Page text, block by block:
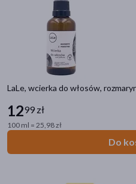
LaLe, wcierka do włosów,
1299 zł
100 ml = 25,98 zł
Do